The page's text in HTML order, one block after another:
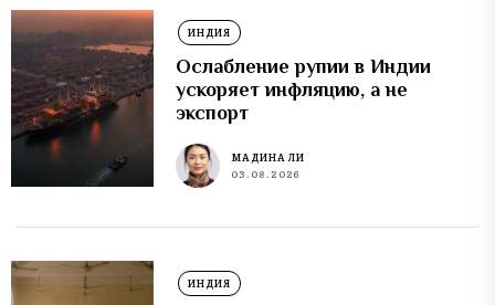
ИНДИЯ
Ослабление рупии в Индии
ускоряет инфляцию, а не
экспорт
МАДИНА ЛИ
03.08.2026
ИНДИЯ